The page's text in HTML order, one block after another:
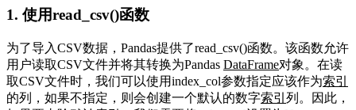
1. 使用read_csv()函数
为了导入CSV数据，Pandas提供了read_csv()函数。该函数允许
用户读取CSV文件并将其转换为Pandas DataFrame对象。在读
取CSV文件时，我们可以使用index_col参数指定应该作为索引
的列，如果不指定，则会创建一个默认的数字索引 列。因此，